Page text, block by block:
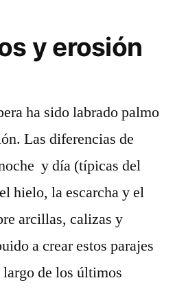
y erosión
ha sido labrado palmo
Las diferencias de
y día (típicas del
hielo, la escarcha y el
arcillas, calizas y
a crear estos parajes
de los últimos